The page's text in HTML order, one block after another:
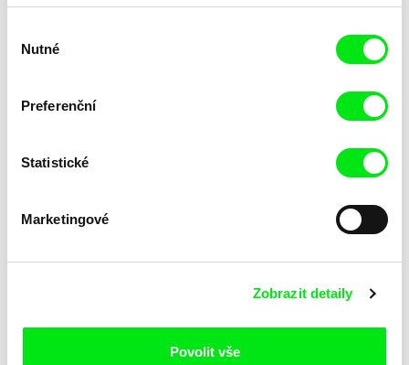
souhlasu
Nutné
Preferenční
Statistické
Marketingové
Zobrazit detaily
Povolit vše
Jorge Thielen Armand Siegfried A. Fruhauf
Peter Schreiner